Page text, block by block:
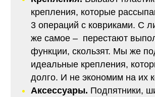
крепления, которые
3 операций с ковриками. С
же самое – перестают
функции, скользят. Мы же
идеальные крепления,
долго. И не экономим на их
Аксессуары. Подпятники,